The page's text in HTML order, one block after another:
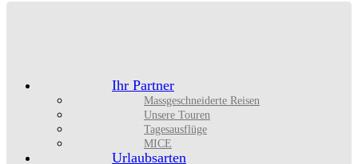
Ihr Partner
Massgeschneiderte Reisen
Unsere Touren
Tagesausflüge
MICE
Urlaubsarten